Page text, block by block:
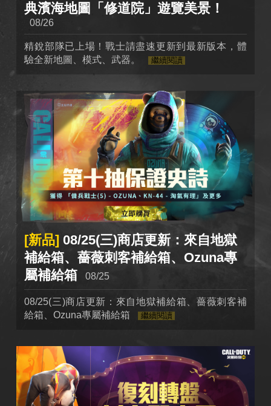
典濱海地圖「修道院」遊覽美景！
08/26
精銳部隊已上場！戰士請盡速更新到最新版本，體
驗全新地圖、模式、武器。
繼續閱讀
[新品] 08/25(三)商店更新：來自地獄
補給箱、薔薇刺客補給箱、Ozuna專
屬補給箱
08/25
08/25(三)商店更新：來自地獄補給箱、薔薇刺客補
給箱、Ozuna專屬補給箱
繼續閱讀